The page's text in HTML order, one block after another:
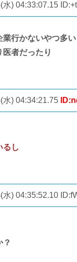
水) 04:33:07.15
業行かないやつ多い
者だったり
水) 04:34:21.75
るし
水) 04:35:52.10
？